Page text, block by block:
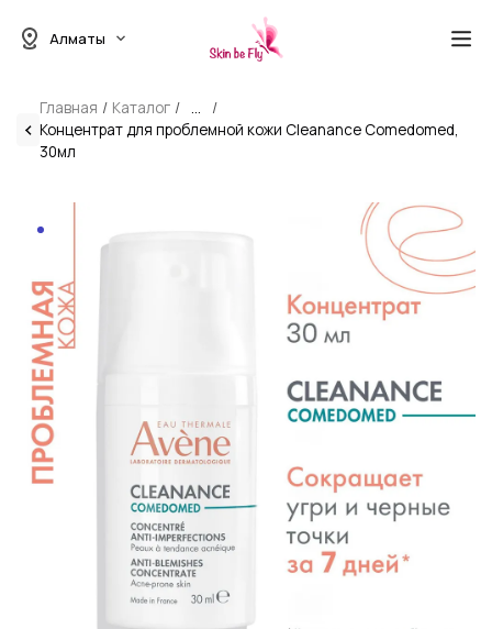
Алматы
Главная Каталог
...
Концентрат для проблемной кожи Cleanance Comedomed,
30мл